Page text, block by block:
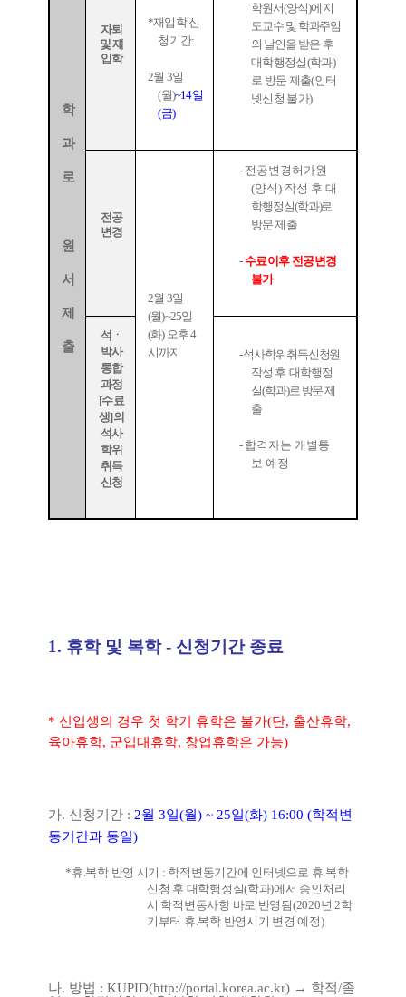
학
과
로
원
서
제
출
자퇴
및 재
입학
*재입학 신
청기간:
2월 3일
(월)~14일
(금)
학원서(양식)에 지
도교수 및 학과주임
의 날인을 받은 후
대학행정실(학과)
로 방문 제출(인터
넷신청 불가)
전공
변경
2월 3일
(월)~25일
(화) 오후4
시까지
- 전공변경허가원
(양식) 작성 후 대
학행정실(학과)로
방문제출
- 수료이후 전공변경
불가
석ㆍ
박사
통합
과정
[수료
생]의
석사
학위
취득
신청
-석사학위취득신청원
작성 후 대학행정
실(학과)로 방문 제
출
- 합격자는 개별통
보 예정
1. 휴학 및 복학 - 신청기간 종료
* 신입생의 경우 첫 학기 휴학은 불가(단, 출산휴학,
육아휴학, 군입대휴학, 창업휴학은 가능)
가. 신청기간 : 2월 3일(월) ~ 25일(화) 16:00 (학적변
동기간과 동일)
*휴.복학 반영 시기 : 학적변동기간에 인터넷으로 휴.복학
신청 후 대학행정실(학과)에서 승인처리
시 학적변동사항 바로 반영됨(2020년2학
기부터 휴.복학 반영시기 변경 예정)
나. 방법 : KUPID(http://portal.korea.ac.kr) → 학적/졸